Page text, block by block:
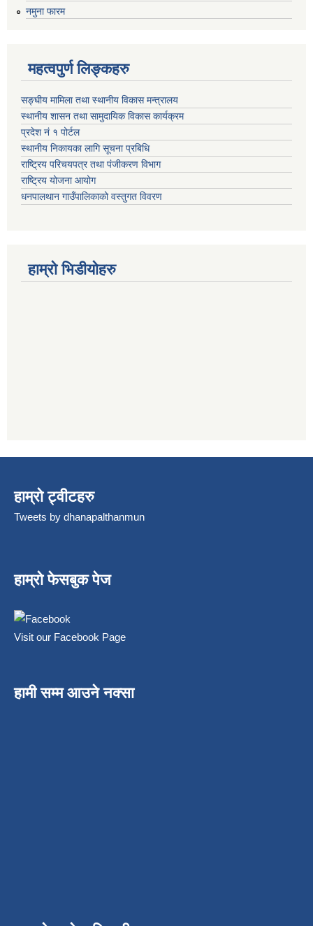
नमुना फारम
महत्वपुर्ण लिङ्कहरु
सङ्घीय मामिला तथा स्थानीय विकास मन्त्रालय
स्थानीय शासन तथा सामुदायिक विकास कार्यक्रम
प्रदेश नं १ पोर्टल
स्थानीय निकायका लागि सूचना प्रबिधि
राष्ट्रिय परिचयपत्र तथा पंजीकरण विभाग
राष्ट्रिय योजना आयोग
धनपालथान गाउँपालिकाको वस्तुगत विवरण
हाम्रो भिडीयोहरु
हाम्रो ट्वीटहरु
Tweets by dhanapalthanmun
हाम्रो फेसबुक पेज
Visit our Facebook Page
हामी सम्म आउने नक्सा